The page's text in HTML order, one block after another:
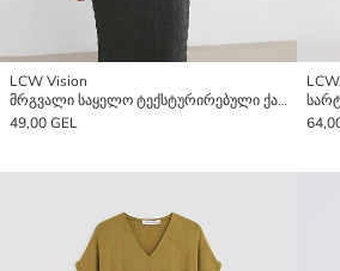
LCW Vision
მრგვალი საყელო ტექსტურირებული ქამრით კაბა
49,00 GEL